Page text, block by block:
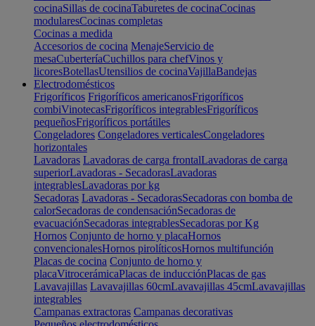
cocinaSillas de cocinaTaburetes de cocinaCocinas
modularesCocinas completas
Cocinas a medida
Accesorios de cocina MenajeServicio de
mesaCuberteríaCuchillos para chefVinos y
licoresBotellasUtensilios de cocinaVajillaBandejas
Electrodomésticos
Frigoríficos Frigoríficos americanosFrigoríficos
combiVinotecasFrigoríficos integrablesFrigoríficos
pequeñosFrigoríficos portátiles
Congeladores Congeladores verticalesCongeladores
horizontales
Lavadoras Lavadoras de carga frontalLavadoras de carga
superiorLavadoras - SecadorasLavadoras
integrablesLavadoras por kg
Secadoras Lavadoras - SecadorasSecadoras con bomba de
calorSecadoras de condensaciónSecadoras de
evacuaciónSecadoras integrablesSecadoras por Kg
Hornos Conjunto de horno y placaHornos
convencionalesHornos pirolíticosHornos multifunción
Placas de cocina Conjunto de horno y
placaVitrocerámicaPlacas de inducciónPlacas de gas
Lavavajillas Lavavajillas 60cmLavavajillas 45cmLavavajillas
integrables
Campanas extractoras Campanas decorativas